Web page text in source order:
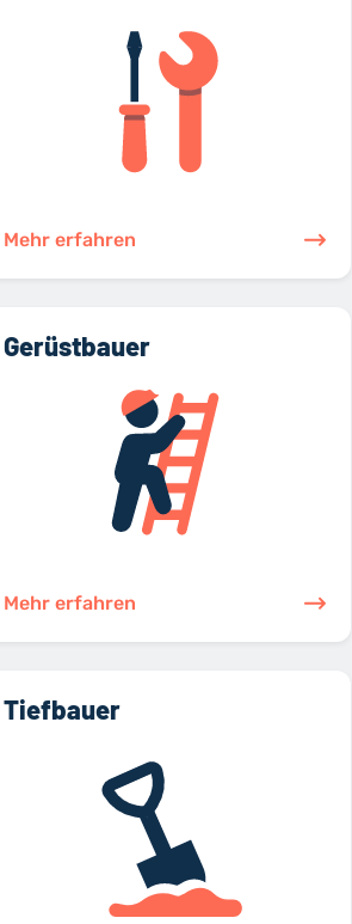
Mehr erfahren
Gerüstbauer
Mehr erfahren
Tiefbauer